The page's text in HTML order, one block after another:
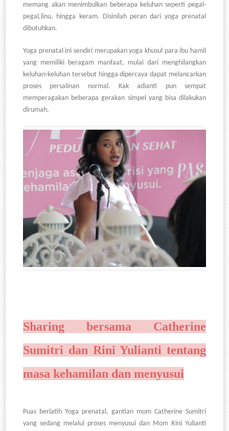
memang akan menimbulkan beberapa keluhan seperti pegal-
pegal,linu, hingga keram. Disinilah peran dari yoga prenatal
dibutuhkan.
Yoga prenatal ini sendiri merupakan yoga khusul para ibu hamil
yang memiliki beragam manfaat, mulai dari menghilangkan
keluhan-keluhan tersebut hingga dipercaya dapat melancarkan
proses persalinan normal. Kak adianti pun sempat
memperagakan beberapa gerakan simpel yang bisa dilakukan
dirumah.
Sharing bersama Catherine
Sumitri dan Rini Yulianti tentang
masa kehamilan dan menyusui
Puas berlatih Yoga prenatal, gantian mom Catherine Sumitri
yang sedang melalui proses menyusui dan Mom Rini Yulianti